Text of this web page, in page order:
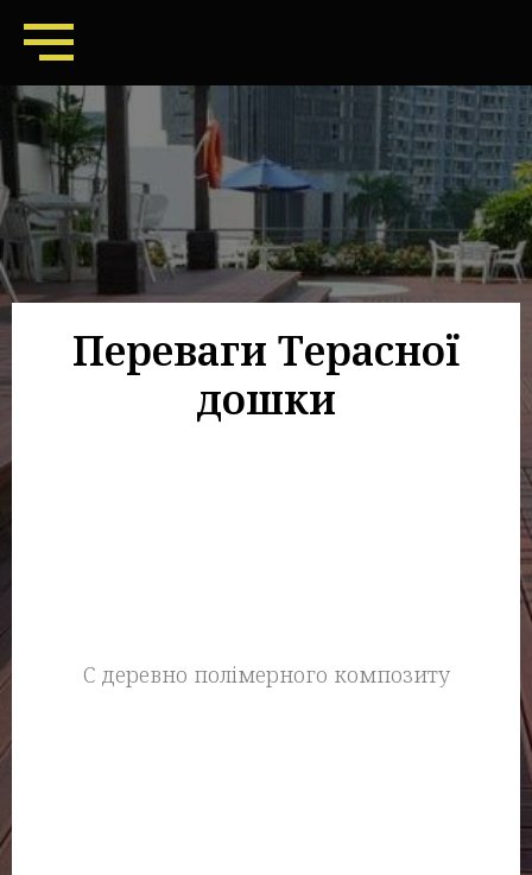
Переваги Терасної
дошки
С деревно полімерного композиту